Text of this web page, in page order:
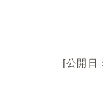
[公開日